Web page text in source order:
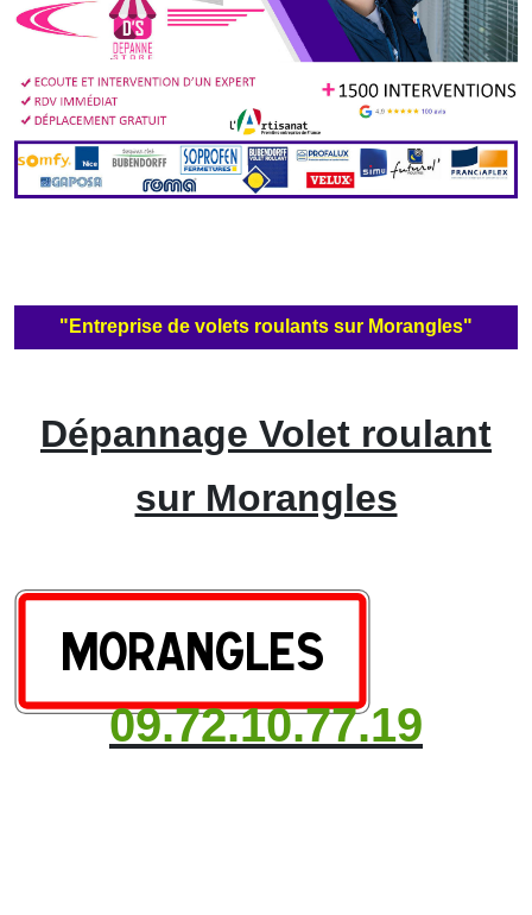
"Entreprise de volets roulants sur Morangles"
Dépannage Volet roulant
sur Morangles
09.72.10.77.19